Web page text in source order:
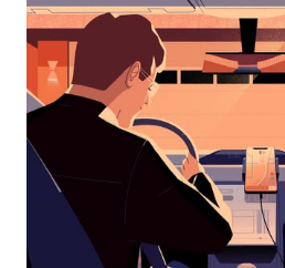
மூட
எஸ்கேப்
பொத்தான்
அழுத்தவும்.